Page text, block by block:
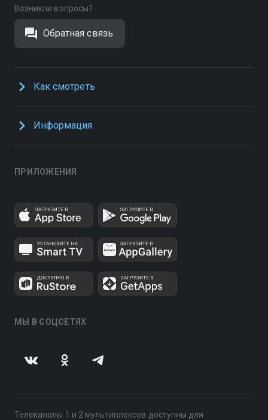
Возникли вопросы?
Обратная связь
Как смотреть
Информация
ПРИЛОЖЕНИЯ
МЫ В СОЦСЕТЯХ
Телеканалы 1 и 2 мультиплексов доступны для